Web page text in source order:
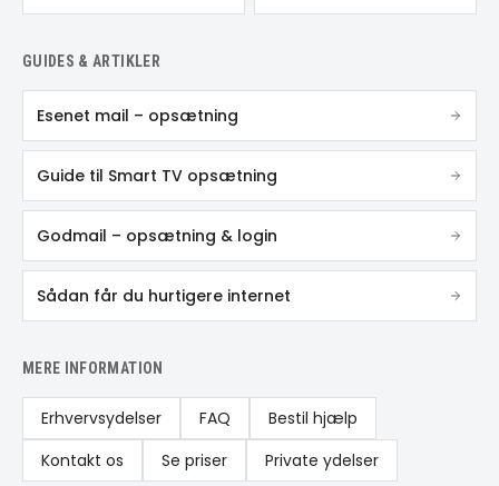
GUIDES & ARTIKLER
Esenet mail – opsætning
Guide til Smart TV opsætning
Godmail – opsætning & login
Sådan får du hurtigere internet
MERE INFORMATION
Erhvervsydelser FAQ
Bestil hjælp
Kontakt os
Se priser Private ydelser